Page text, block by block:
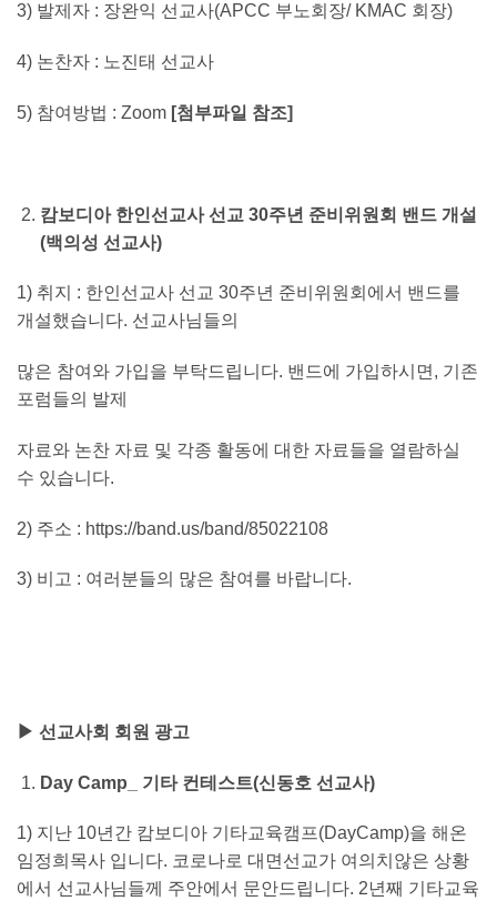
3) 발제자 : 장완익 선교사(APCC 부노회장/ KMAC 회장)
4) 논찬자 : 노진태 선교사
5) 참여방법 : Zoom [첨부파일 참조]
캄보디아 한인선교사 선교 30주년 준비위원회 밴드 개설
(백의성 선교사)
1) 취지 : 한인선교사 선교 30주년 준비위원회에서 밴드를
개설했습니다. 선교사님들의
많은 참여와 가입을 부탁드립니다. 밴드에 가입하시면, 기존
포럼들의 발제
자료와 논찬 자료 및 각종 활동에 대한 자료들을 열람하실
수 있습니다.
2) 주소 : https://band.us/band/85022108
3) 비고 : 여러분들의 많은 참여를 바랍니다.
▶ 선교사회 회원 광고
Day Camp_ 기타 컨테스트(신동호 선교사)
1) 지난 10년간 캄보디아 기타교육캠프(DayCamp)을 해온
임정희목사 입니다. 코로나로 대면선교가 여의치않은 상황
에서 선교사님들께 주안에서 문안드립니다. 2년째 기타교육